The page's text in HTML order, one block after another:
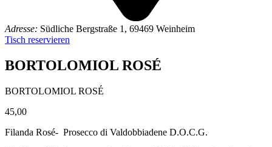
Adresse: Südliche Bergstraße 1, 69469 Weinheim
Tisch reservieren
BORTOLOMIOL ROSÉ
BORTOLOMIOL ROSÉ
45,00
Filanda Rosé- Prosecco di Valdobbiadene D.O.C.G.